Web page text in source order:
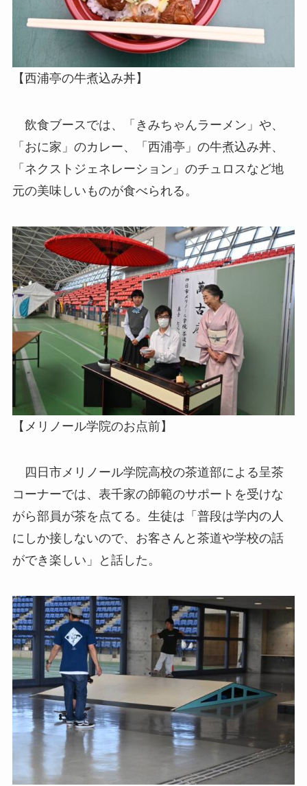
【西浦亭の牛煮込み丼】
飲食ブースでは、「きみちゃんラーメン」や、
「おに家」のカレー、「西浦亭」の牛煮込み丼、
「ネクストジェネレーション」のチュロスなど地
元の美味しいものが食べられる。
【メリノール学院のお点前】
四日市メリノール学院高校の茶道部による呈茶
コーナーでは、表千家の師範のサポートを受けな
がら部員が茶を点てる。生徒は「普段は学内の人
にしか接しないので、お客さんと茶道や学校の話
ができ楽しい」と話した。